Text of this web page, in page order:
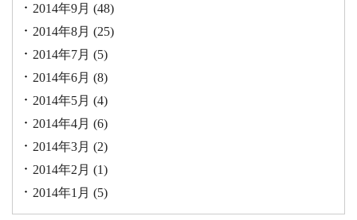
2014年9月 (48)
2014年8月 (25)
2014年7月 (5)
2014年6月 (8)
2014年5月 (4)
2014年4月 (6)
2014年3月 (2)
2014年2月 (1)
2014年1月 (5)